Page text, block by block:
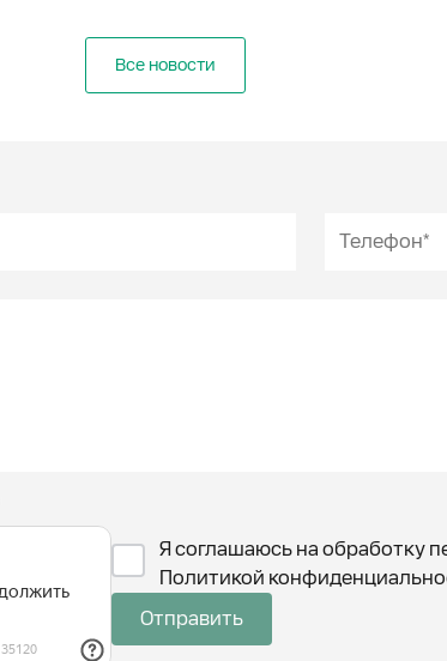
Все новости
Я соглашаюсь на обработку
Политикой
Отправить